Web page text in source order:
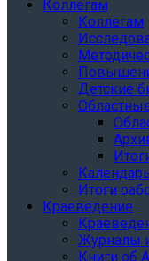
Коллегам
Коллегам
Детские
Итоги
Краеведение
Журналы
Книги об